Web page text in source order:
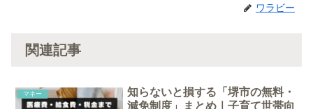
ワラビー
関連記事
マネー
知らないと損する「堺市の無料・
減免制度」まとめ｜子育て世帯向